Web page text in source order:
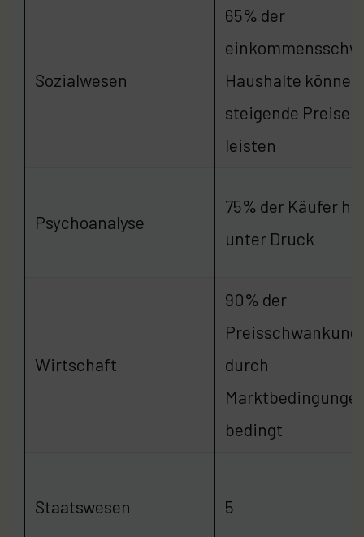
Sozialwesen
65% der
Haushalte können
steigende Preise
leisten
Psychoanalyse
75% der Käufer
unter Druck
Wirtschaft
90% der
durch
bedingt
Staatswesen 5